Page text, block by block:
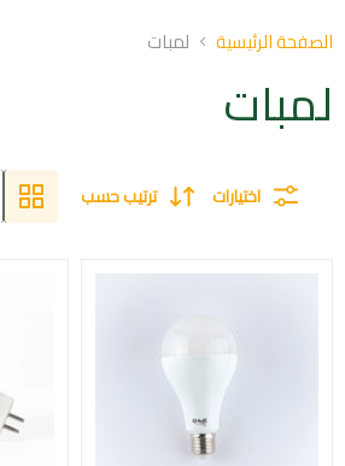
الصفحة الرئيسية لمبات
لمبات
اختيارات ترتيب حسب